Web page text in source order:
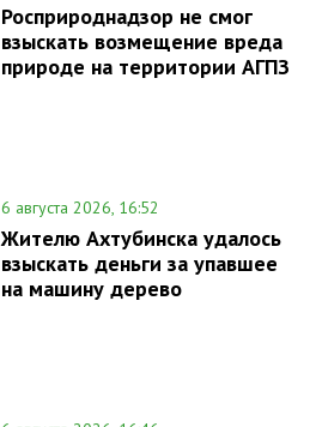
Росприроднадзор не смог
взыскать возмещение вреда
природе на территории АГПЗ
6 августа 2026, 16:52
Жителю Ахтубинска удалось
взыскать деньги за упавшее
на машину дерево